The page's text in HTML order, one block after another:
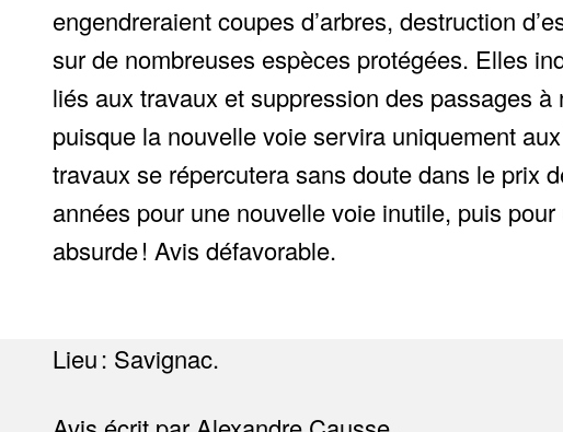
engendreraient coupes d’arbres, destruction
sur de nombreuses espèces protégées. Elles
liés aux travaux et suppression des passages
puisque la nouvelle voie servira uniquement
travaux se répercutera sans doute dans le prix
années pour une nouvelle voie inutile, puis
absurde ! Avis défavorable.
Lieu : Savignac.